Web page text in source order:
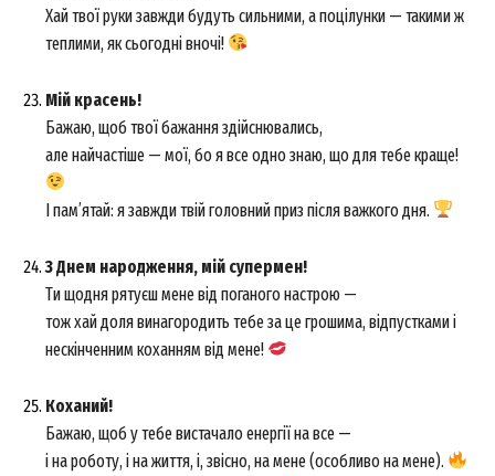
Хай твої руки завжди будуть сильними, а поцілунки — такими ж
теплими, як сьогодні вночі!
Мій красень!
Бажаю, щоб твої бажання здійснювались,
але найчастіше — мої, бо я все одно знаю, що для тебе краще!
І пам’ятай: я завжди твій головний приз після важкого дня.
З Днем народження, мій супермен!
Ти щодня рятуєш мене від поганого настрою —
тож хай доля винагородить тебе за це грошима, відпустками і
нескінченним коханням від мене!
Коханий!
Бажаю, щоб у тебе вистачало енергії на все —
і на роботу, і на життя, і, звісно, на мене (особливо на мене).